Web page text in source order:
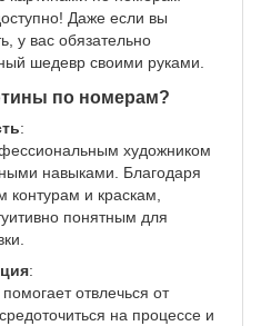
Даже если вы
у вас обязательно
шедевр своими руками.
по номерам?
:
художником
навыками. Благодаря
и краскам,
понятным для
:
отвлечься от
на процессе и